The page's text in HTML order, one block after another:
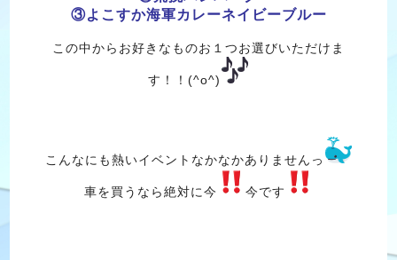
③よこすか海軍カレーネイビーブルー
この中からお好きなものお１つお選びいただけま
す！！(^o^)
こんなにも熱いイベントなかなかありませんっ
車を買うなら絶対に今 今です